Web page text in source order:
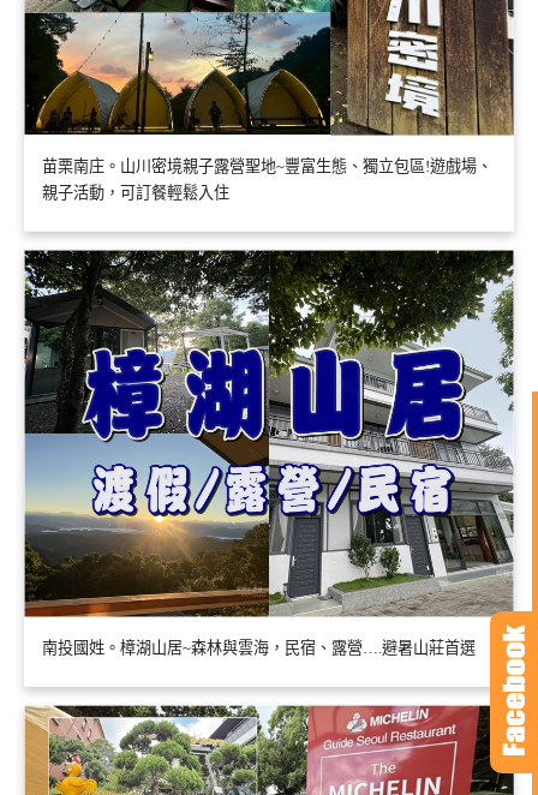
苗栗南庄。山川密境親子露營聖地~豐富生態、獨立包區!遊戲場、
親子活動，可訂餐輕鬆入住
南投國姓。樟湖山居~森林與雲海，民宿、露營….避暑山莊首選